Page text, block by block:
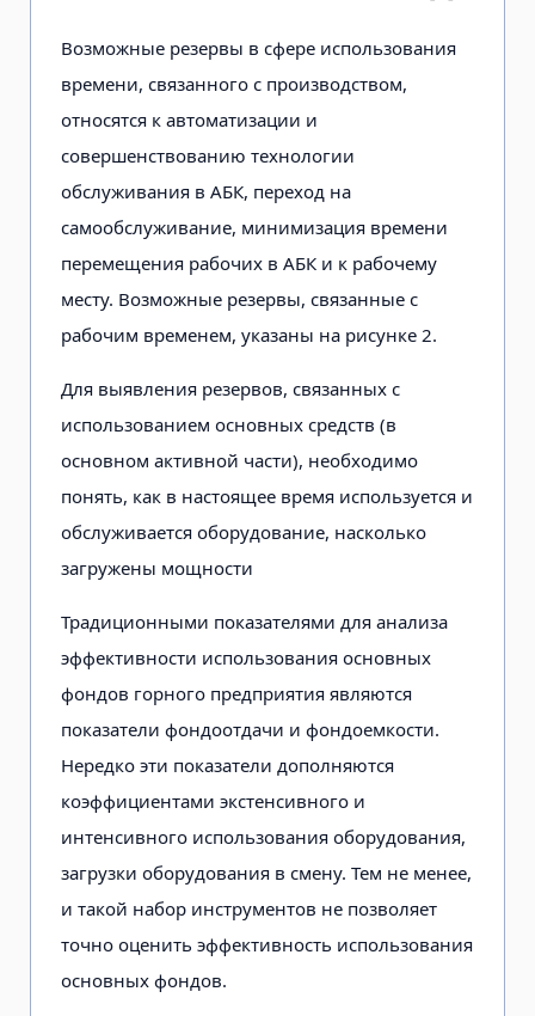
Возможные резервы в сфере использования
времени, связанного с производством,
относятся к автоматизации и
совершенствованию технологии
обслуживания в АБК, переход на
самообслуживание, минимизация времени
перемещения рабочих в АБК и к рабочему
месту. Возможные резервы, связанные с
рабочим временем, указаны на рисунке 2.
Для выявления резервов, связанных с
использованием основных средств (в
основном активной части), необходимо
понять, как в настоящее время используется и
обслуживается оборудование, насколько
загружены мощности
Традиционными показателями для анализа
эффективности использования основных
фондов горного предприятия являются
показатели фондоотдачи и фондоемкости.
Нередко эти показатели дополняются
коэффициентами экстенсивного и
интенсивного использования оборудования,
загрузки оборудования в смену. Тем не менее,
и такой набор инструментов не позволяет
точно оценить эффективность использования
основных фондов.